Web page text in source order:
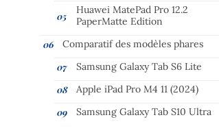
Huawei MatePad Pro 12.2
PaperMatte Edition
Comparatif des modèles phares
Samsung Galaxy Tab S6 Lite
Apple iPad Pro M4 11 (2024)
Samsung Galaxy Tab S10 Ultra